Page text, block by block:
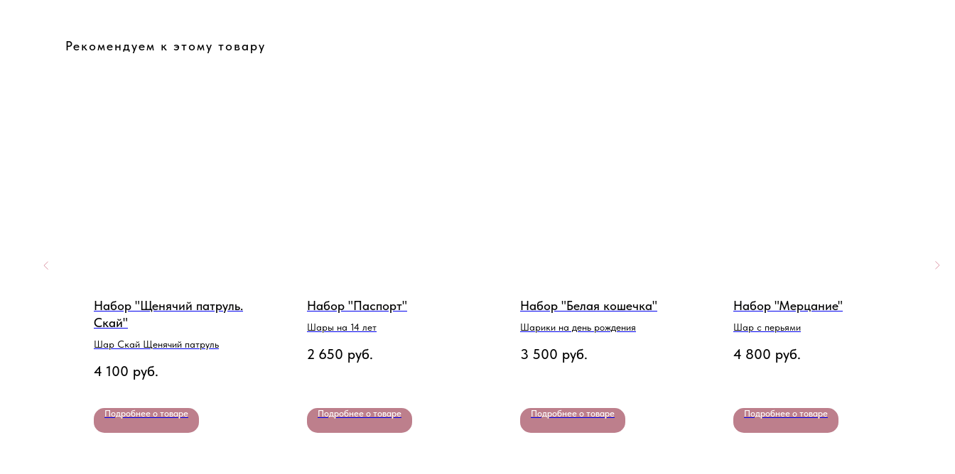
Рекомендуем к этому товару
Набор "Щенячий патруль.
Скай"
Шар Скай Щенячий патруль
4 100 руб.
Подробнее о товаре
Набор "Паспорт"
Шары на 14 лет
2 650 руб.
Подробнее о товаре
Набор "Белая кошечка"
Шарики на день рождения
3 500 руб.
Подробнее о товаре
Набор "Мерцание"
Шар с перьями
4 800 руб.
Подробнее о товаре